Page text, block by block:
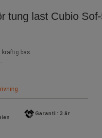
tung last Cubio
kraftig bas.
Garanti : 3 år